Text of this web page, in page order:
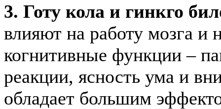
3. Готу кола и гинкго
влияют на работу мозга
когнитивные функции –
реакции, ясность ума и
обладает большим